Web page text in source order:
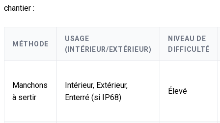
chantier :
MÉTHODE
USAGE
(INTÉRIEUR/EXTÉRIEUR)
NIVEAU DE
DIFFICULTÉ
Manchons
à sertir
Intérieur, Extérieur,
Enterré (si IP68)
Élevé